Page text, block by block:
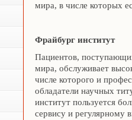
мира, в числе которых
Фрайбург институт
Пациентов,
мира, обслуживает
числе которого и
обладатели научных
институт пользуется
сервису и регулярному